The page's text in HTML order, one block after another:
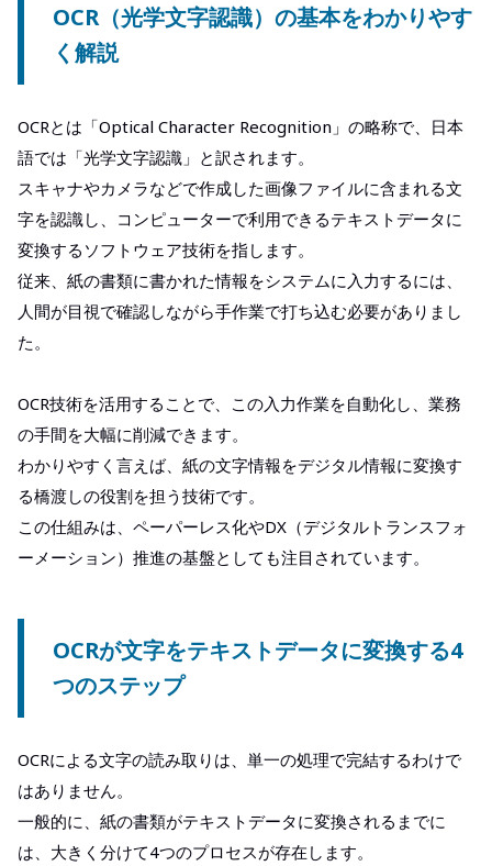
OCR（光学文字認識）の基本をわかりやす
く解説
OCRとは「Optical Character Recognition」の略称で、日本
語では「光学文字認識」と訳されます。
スキャナやカメラなどで作成した画像ファイルに含まれる文
字を認識し、コンピューターで利用できるテキストデータに
変換するソフトウェア技術を指します。
従来、紙の書類に書かれた情報をシステムに入力するには、
人間が目視で確認しながら手作業で打ち込む必要がありまし
た。
OCR技術を活用することで、この入力作業を自動化し、業務
の手間を大幅に削減できます。
わかりやすく言えば、紙の文字情報をデジタル情報に変換す
る橋渡しの役割を担う技術です。
この仕組みは、ペーパーレス化やDX（デジタルトランスフォ
ーメーション）推進の基盤としても注目されています。
OCRが文字をテキストデータに変換する4
つのステップ
OCRによる文字の読み取りは、単一の処理で完結するわけで
はありません。
一般的に、紙の書類がテキストデータに変換されるまでに
は、大きく分けて4つのプロセスが存在します。